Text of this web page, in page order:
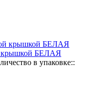
крышкой БЕЛАЯ
в упаковке::